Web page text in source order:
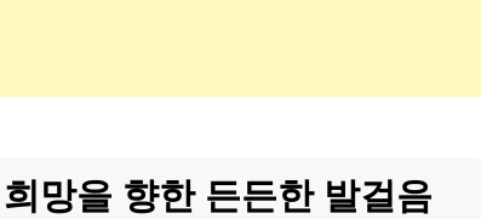
망을 향한 든든한 발걸음